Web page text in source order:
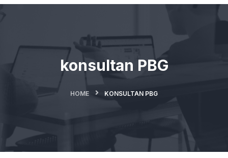
konsultan PBG
HOME KONSULTAN PBG